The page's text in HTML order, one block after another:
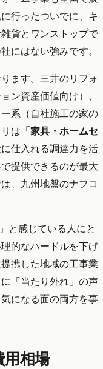
行ったついでに、キ
貨とワンストップで
にはない強みです。
ます。三井のリフォ
ン資産価値向け）、
系（自社施工の家の
は 「家具・ホームセ
仕入れる調達力を活
提供できるのが最大
、九州地盤のナフコ
と感じている人にと
的なハードルを下げ
携した地域の工事業
「当たり外れ」の声
になる面の両方を事
用相場